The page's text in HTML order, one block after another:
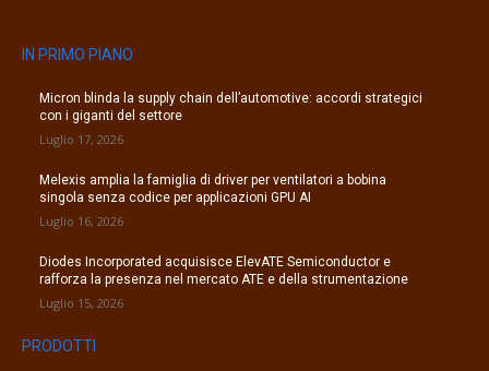
IN PRIMO PIANO
Micron blinda la supply chain dell’automotive: accordi strategici
con i giganti del settore
Luglio 17, 2026
Melexis amplia la famiglia di driver per ventilatori a bobina
singola senza codice per applicazioni GPU AI
Luglio 16, 2026
Diodes Incorporated acquisisce ElevATE Semiconductor e
rafforza la presenza nel mercato ATE e della strumentazione
Luglio 15, 2026
PRODOTTI